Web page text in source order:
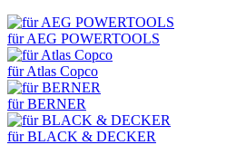
für AEG POWERTOOLS
für Atlas Copco
für BERNER
für BLACK & DECKER